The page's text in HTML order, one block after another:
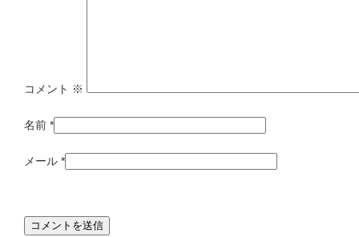
コメント ※
名前 *
メール *